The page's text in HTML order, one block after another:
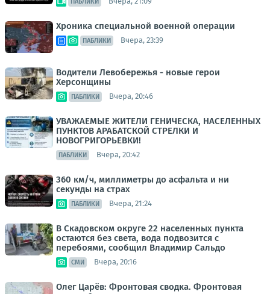
Хроника специальной военной операции
ПАБЛИКИ Вчера, 23:39
Водители Левобережья - новые герои
Херсонщины
ПАБЛИКИ Вчера, 20:46
УВАЖАЕМЫЕ ЖИТЕЛИ ГЕНИЧЕСКА, НАСЕЛЕННЫХ
ПУНКТОВ АРАБАТСКОЙ СТРЕЛКИ И
НОВОГРИГОРЬЕВКИ!
ПАБЛИКИ Вчера, 20:42
360 км/ч, миллиметры до асфальта и ни
секунды на страх
ПАБЛИКИ Вчера, 21:24
В Скадовском округе 22 населенных пункта
остаются без света, вода подвозится с
перебоями, сообщил Владимир Сальдо
СМИ Вчера, 20:16
Олег Царёв: Фронтовая сводка. Фронтовая